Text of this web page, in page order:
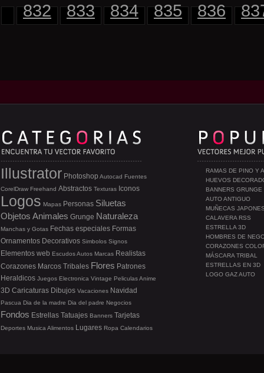
832 833 834 835 836
RAMAS DE PINO Y
HUEVOS
BANNERS GRUNGE
AUTO ANTIGUO
MUÑECAS
CALAVERA RSS
ESTRELLA 3D
HOMBRES DE
CORAZONES
MÁSCARA TRIBAL
ESTRELLAS EN 3D
LOGO GAZ AUTO
Illustrator Photoshop Autocad Fuentes
CorelDraw Freehand Abstractos Texturas Iconos
Logos Mapas Personas Siluetas
Objetos Animales Grunge Naturaleza
Manchas y Gotas Fechas especiales Formas
Ornamentos Decorativos Simbolos Signos
Elementos web EscudosAutos Marcas Realistas
Corazones Marcos Tribales Flores Patrones
Heraldicos Juegos Electronica Vintage PeliculasAnime
3D Caricaturas Dibujos Vacaciones Navidad
Pascua Dia de la madre Dia del padre Negocios
Fondos Estrellas Tatuajes Banners Tarjetas
Deportes Musica Alimentos Lugares Ropa Calendarios